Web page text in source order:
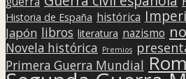
Historia de España histórica
Japón libros literatura nazismo
Novela histórica Premios
Primera Guerra Mundial